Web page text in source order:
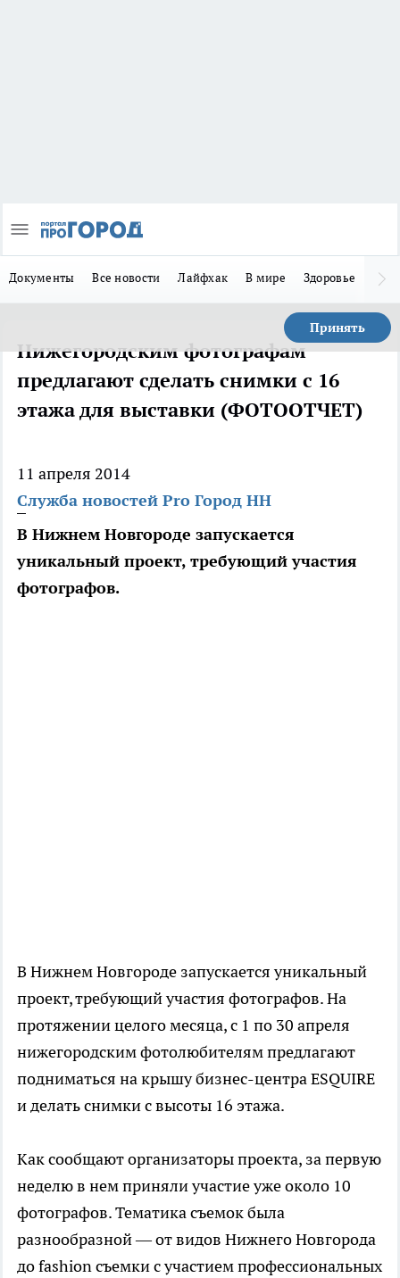
Документы Все новости Лайфхак В мире Здоровье
Принять
Нижегородским фотографам
предлагают сделать снимки с 16
этажа для выставки (ФОТООТЧЕТ)
11 апреля 2014
Служба новостей Pro Город НН
В Нижнем Новгороде запускается
уникальный проект, требующий участия
фотографов.
В Нижнем Новгороде запускается уникальный
проект, требующий участия фотографов. На
протяжении целого месяца, с 1 по 30 апреля
нижегородским фотолюбителям предлагают
подниматься на крышу бизнес-центра ESQUIRE
и делать снимки с высоты 16 этажа.
Как сообщают организаторы проекта, за первую
неделю в нем приняли участие уже около 10
фотографов. Тематика съемок была
разнообразной — от видов Нижнего Новгорода
до fashion съемки с участием профессиональных